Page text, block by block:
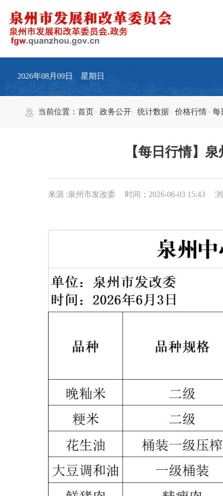
2026年08月09日 星期日
当前位置：首页 政务公开 统计数据 价格行情 每
【每日行情】
来源 :泉州市发改委 时间：2026-06-03 15:43